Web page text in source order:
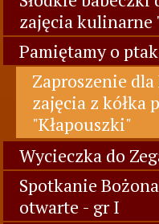
zajęcia kulinarne
Pamiętamy o
Zaproszenie
zajęcia z kółka
"Kłapouszki"
Wycieczka do
Spotkanie
otwarte - gr I